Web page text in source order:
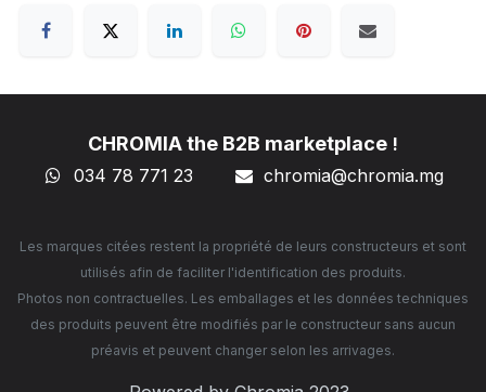
CHROMIA the B2B marketplace !
034 78 771 23
chromia@chromia.mg
Les marques citées restent la propriété de leurs constructeurs et sont
utilisés afin de faciliter l'identification des produits.
Photos non contractuelles. Les emballages et les données techniques
des produits peuvent être modifiés par le constructeur sans aucun
préavis et peuvent changer selon les arrivages.